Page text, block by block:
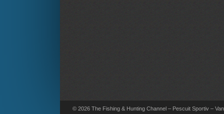
© 2026 The Fishing & Hunting Channel – Pescuit Sportiv –